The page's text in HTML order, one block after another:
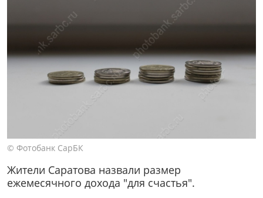
© Фотобанк СарБК
Жители Саратова назвали размер
ежемесячного дохода "для счастья".